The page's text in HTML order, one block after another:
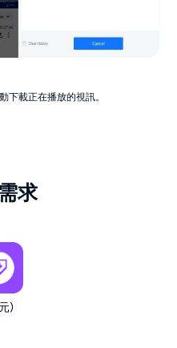
下載正在播放的視訊。
求
)